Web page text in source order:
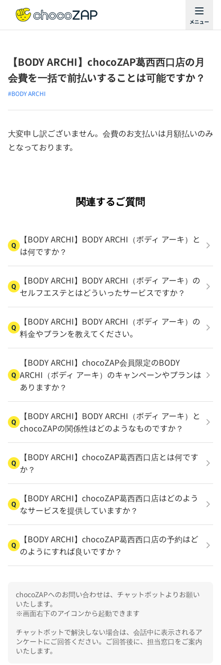
【BODY ARCHI】chocoZAP葛西西口店の月
会費を一括で前払いすることは可能ですか？
#BODY ARCHI
大変申し訳ございません。会費のお支払いは月額払いのみ
となっております。
関連するご質問
Q
【BODY ARCHI】BODY ARCHI（ボディ アーキ）と
は何ですか？
Q
【BODY ARCHI】BODY ARCHI（ボディ アーキ）の
セルフエステとはどういったサービスですか？
Q
【BODY ARCHI】BODY ARCHI（ボディ アーキ）の
料金やプランを教えてください。
Q
【BODY ARCHI】chocoZAP会員限定のBODY
ARCHI（ボディ アーキ）のキャンペーンやプランは
ありますか？
Q
【BODY ARCHI】BODY ARCHI（ボディ アーキ）と
chocoZAPの関係性はどのようなものですか？
Q
【BODY ARCHI】chocoZAP葛西西口店とは何です
か？
Q
【BODY ARCHI】chocoZAP葛西西口店はどのよう
なサービスを提供していますか？
Q
【BODY ARCHI】chocoZAP葛西西口店の予約はど
のようにすれば良いですか？
chocoZAPへのお問い合わせは、チャットボットよりお願い
いたします。
※画面右下のアイコンから起動できます
チャットボットで解決しない場合は、会話中に表示されるア
ンケートにご回答ください。ご回答後に、担当窓口をご案内
いたします。